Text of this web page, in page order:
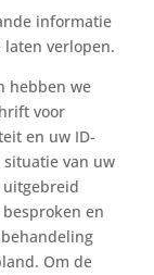
informatie
verlopen.
hebben we
voor
en uw ID-
situatie van uw
en
Om de